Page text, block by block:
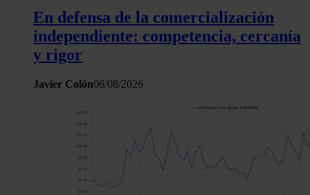
En defensa de la comercialización
independiente: competencia, cercanía
y rigor
Javier Colón06/08/2026